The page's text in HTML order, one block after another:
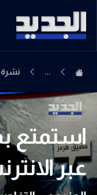
... نشرة
استمتع
عبر